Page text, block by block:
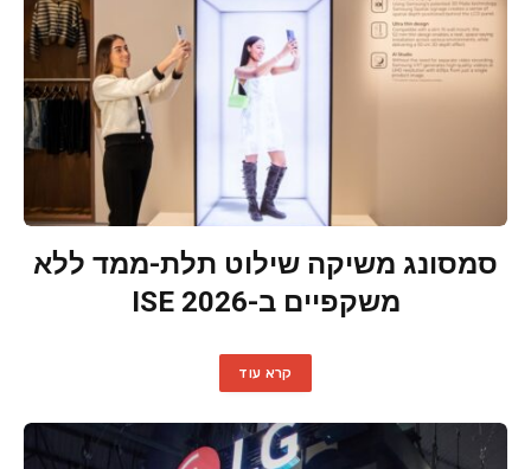
סמסונג משיקה שילוט תלת-ממד ללא
משקפיים ב-ISE 2026
קרא עוד